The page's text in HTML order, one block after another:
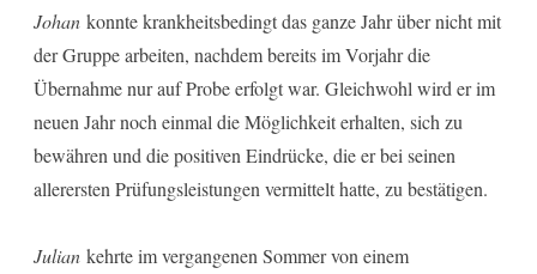
Johan konnte krankheitsbedingt das ganze Jahr über nicht mit
der Gruppe arbeiten, nachdem bereits im Vorjahr die
Übernahme nur auf Probe erfolgt war. Gleichwohl wird er im
neuen Jahr noch einmal die Möglichkeit erhalten, sich zu
bewähren und die positiven Eindrücke, die er bei seinen
allerersten Prüfungsleistungen vermittelt hatte, zu bestätigen.
Julian kehrte im vergangenen Sommer von einem